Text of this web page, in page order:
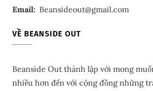
Email: Beansideout@gmail.com
VỀ BEANSIDE OUT
Beanside Out thành lập với mong
nhiều hơn đến với cộng đồng những